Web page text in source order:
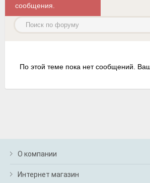
сообщения.
По этой теме пока нет сообщений.
О компании
Интернет магазин